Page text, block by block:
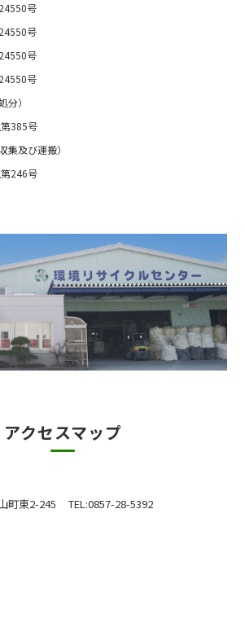
号
号
号
号
）
385号
及び運搬）
246号
アクセスマップ
町東2-245 TEL:0857-28-5392